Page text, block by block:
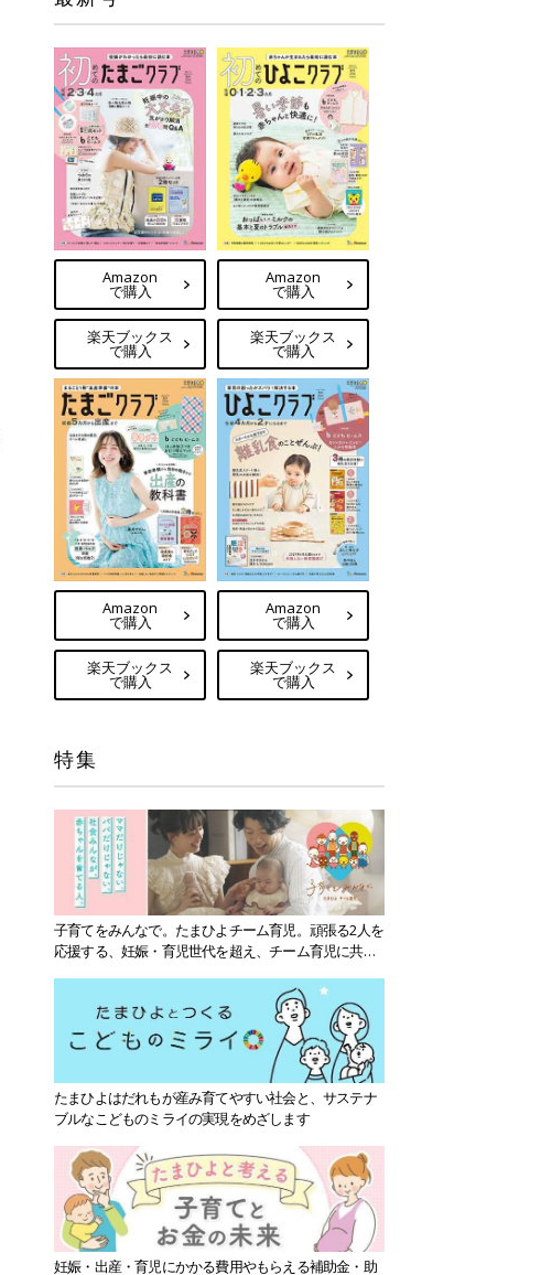
Amazon
で購入
楽天ブックス
で購入
Amazon
で購入
楽天ブックス
で購入
Amazon
で購入
楽天ブックス
で購入
Amazon
で購入
楽天ブックス
で購入
特集
子育てをみんなで。たまひよチーム育児。頑張る2人を
応援する、妊娠・育児世代を超え、チーム育児に共感
たまひよはだれもが産み育てやすい社会と、サステナ
ブルなこどものミライの実現をめざします
妊娠・出産・育児にかかる費用やもらえる補助金・助